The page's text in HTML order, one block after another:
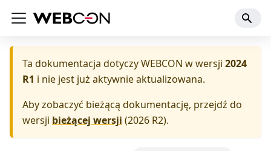
Ta dokumentacja dotyczyWEBCON w wersji 2024
R1 i nie jest już aktywnie aktualizowana.
Aby zobaczyć bieżącą dokumentację, przejdź do
wersji bieżącej wersji (2026 R2).